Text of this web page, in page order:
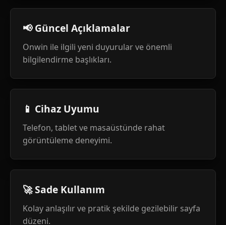
📢 Güncel Açıklamalar
Onwin ile ilgili yeni duyurular ve önemli
bilgilendirme başlıkları.
📱 Cihaz Uyumu
Telefon, tablet ve masaüstünde rahat
görüntüleme deneyimi.
🚀 Sade Kullanım
Kolay anlaşılır ve pratik şekilde gezilebilir sayfa
düzeni.